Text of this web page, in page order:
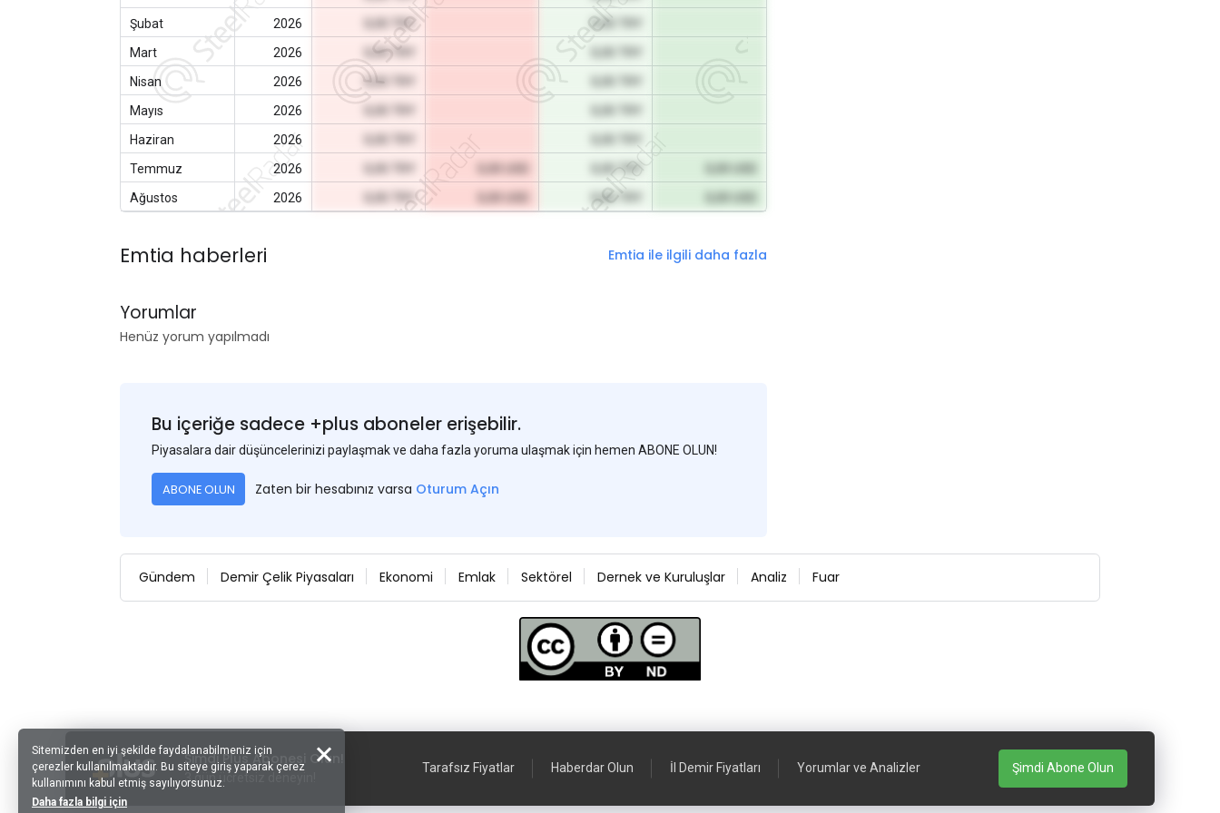
Şubat
2026 0,00 TRY
0,00 TRY
Mart
2026 0,00 TRY
Nisan
2026 0,00 TRY
Mayıs
2026
Haziran
2026
Temmuz
2026 0,00 TRY
Ağustos
2026 0,00 TRY 0,00 TRY
Emtia haberleri Emtia ile ilgili daha fazla
Yorumlar
Henüz yorum yapılmadı
Bu içeriğe sadece +plus aboneler erişebilir.
Piyasalara dair düşüncelerinizi paylaşmak ve daha fazla yoruma ulaşmak için hemen ABONE OLUN!
ABONE OLUN Zaten bir hesabınız varsa Oturum Açın
Gündem Demir Çelik Piyasaları Ekonomi Emlak Sektörel Dernek ve Kuruluşlar Analiz Fuar
Şimdi Plus Abonesi Olun!
3 gün ücretsiz deneyin!
Tarafsız Fiyatlar Haberdar Olun İl Demir Fiyatları Yorumlar ve Analizler Şimdi Abone Olun
Sitemizden en iyi şekilde faydalanabilmeniz için
çerezler kullanılmaktadır. Bu siteye giriş yaparak çerez
kullanımını kabul etmiş sayılıyorsunuz.
Daha fazla bilgi için